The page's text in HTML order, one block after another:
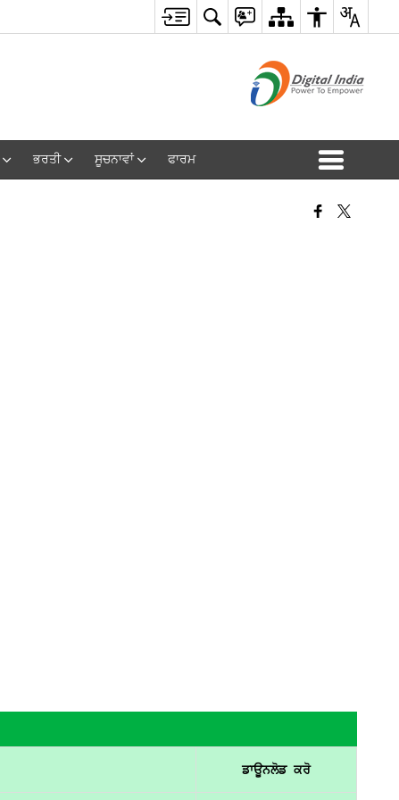
ਭਰਤੀ ਸੂਚਨਾਵਾਂ ਫਾਰਮ
ਡਾਊਨਲੋਡ ਕਰੋ